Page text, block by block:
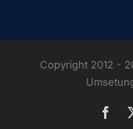
Copyright 2012 -